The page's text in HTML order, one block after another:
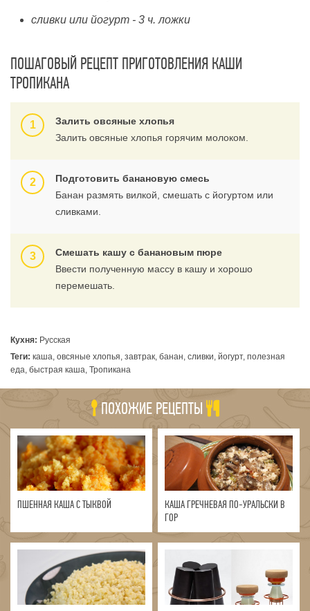
сливки или йогурт - 3 ч. ложки
ПОШАГОВЫЙ РЕЦЕПТ ПРИГОТОВЛЕНИЯ КАШИ
ТРОПИКАНА
Залить овсяные хлопья
Залить овсяные хлопья горячим молоком.
Подготовить банановую смесь
Банан размять вилкой, смешать с йогуртом или
сливками.
Смешать кашу с банановым пюре
Ввести полученную массу в кашу и хорошо
перемешать.
Кухня: Русская
Теги: каша, овсяные хлопья, завтрак, банан, сливки, йогурт, полезная
еда, быстрая каша, Тропикана
ПОХОЖИЕ РЕЦЕПТЫ
ПШЕННАЯ КАША С ТЫКВОЙ
КАША ГРЕЧНЕВАЯ ПО-УРАЛЬСКИ В
ГОР